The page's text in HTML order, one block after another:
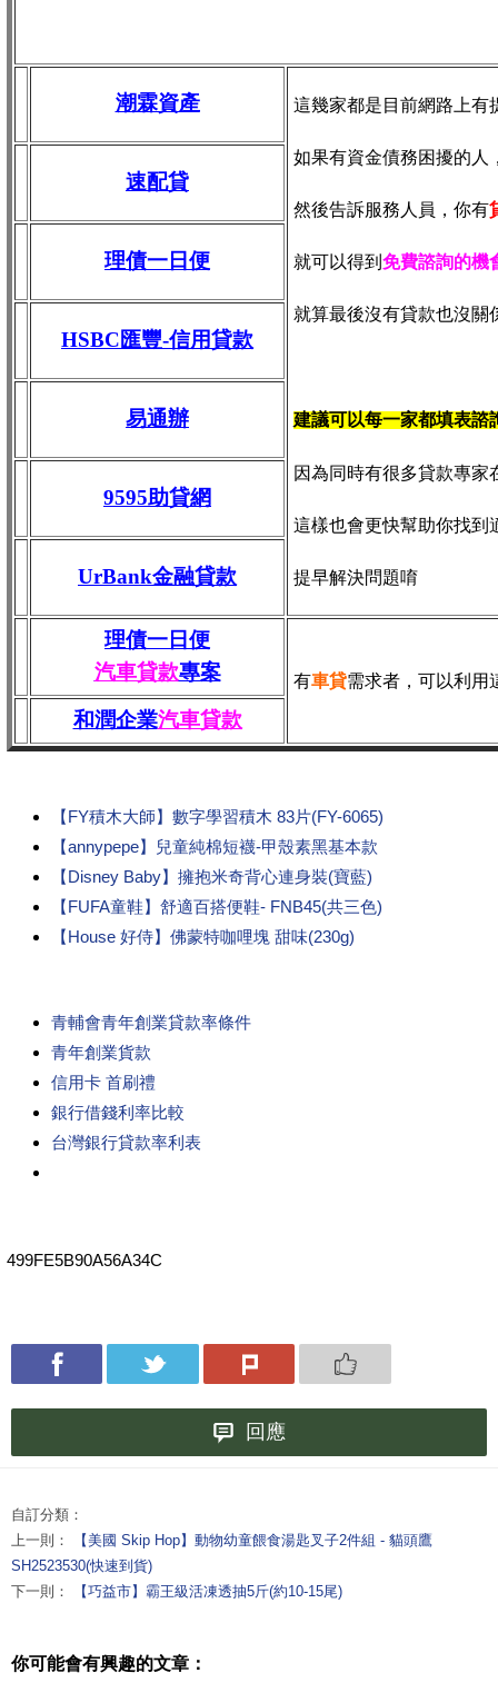
潮霖資產 這幾家都是目前網路上有
如果有資金債務困擾的人
然後告訴服務人員，你有
就可以得到 免費諮詢的機
就算最後沒有貸款也沒關
建議可以每一家都填表諮
因為同時有很多貸款專家
這樣也會更快幫助你找到
提早解決問題唷
速配貸
理債一日便
HSBC匯豐-信用貸款
易通辦
9595助貸網
UrBank金融貸款
理債一日便
汽車貸款專案 有車貸需求者，可以利用
和潤企業汽車貸款
【FY積木大師】數字學習積木 83片(FY-6065)
【annypepe】兒童純棉短襪-甲殼素黑基本款
【Disney Baby】擁抱米奇背心連身裝(寶藍)
【FUFA童鞋】舒適百搭便鞋- FNB45(共三色)
【House 好侍】佛蒙特咖哩塊 甜味(230g)
青輔會青年創業貸款率條件
青年創業貨款
信用卡 首刷禮
銀行借錢利率比較
台灣銀行貸款率利表
499FE5B90A56A34C
回應
自訂分類：
上一則：
【美國 Skip Hop】動物幼童餵食湯匙叉子2件組 - 貓頭鷹
SH2523530(快速到貨)
下一則：
【巧益市】霸王級活凍透抽5斤(約10-15尾)
你可能會有興趣的文章：